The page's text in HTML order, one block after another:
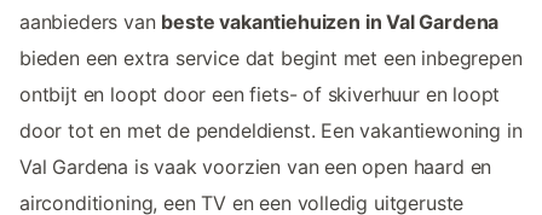
aanbieders van beste vakantiehuizen in Val Gardena
bieden een extra service dat begint met een inbegrepen
ontbijt en loopt door een fiets- of skiverhuur en loopt
door tot en met de pendeldienst. Een vakantiewoning in
Val Gardena is vaak voorzien van een open haard en
airconditioning, een TV en een volledig uitgeruste